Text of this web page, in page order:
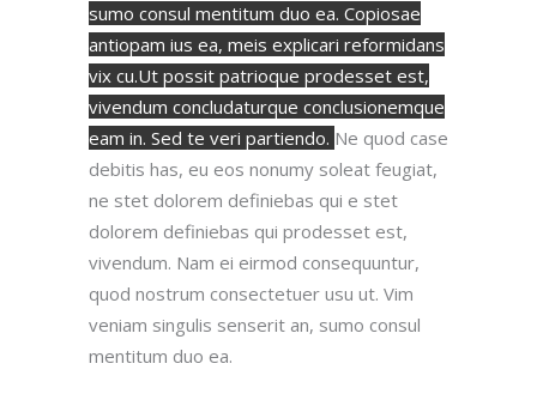
sumo consul mentitum duo ea. Copiosae
antiopam ius ea, meis explicari reformidans
vix cu.Ut possit patrioque prodesset est,
vivendum concludaturque conclusionemque
eam in. Sed te veri partiendo. Ne quod case
debitis has, eu eos nonumy soleat feugiat,
ne stet dolorem definiebas qui e stet
dolorem definiebas qui prodesset est,
vivendum. Nam ei eirmod consequuntur,
quod nostrum consectetuer usu ut. Vim
veniam singulis senserit an, sumo consul
mentitum duo ea.